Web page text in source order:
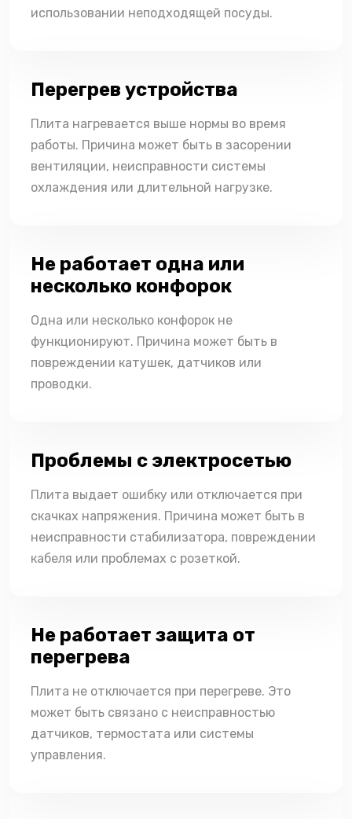
использовании неподходящей посуды.
Перегрев устройства
Плита нагревается выше нормы во время
работы. Причина может быть в засорении
вентиляции, неисправности системы
охлаждения или длительной нагрузке.
Не работает одна или
несколько конфорок
Одна или несколько конфорок не
функционируют. Причина может быть в
повреждении катушек, датчиков или
проводки.
Проблемы с электросетью
Плита выдает ошибку или отключается при
скачках напряжения. Причина может быть в
неисправности стабилизатора, повреждении
кабеля или проблемах с розеткой.
Не работает защита от
перегрева
Плита не отключается при перегреве. Это
может быть связано с неисправностью
датчиков, термостата или системы
управления.